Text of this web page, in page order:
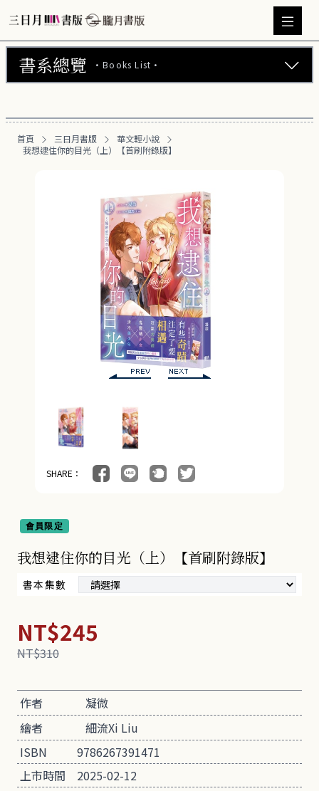
書系總覽 ·Books List·
華文輕小說 (469)
日文輕小說 (22)
BL小說 (104)
GL百合小說 (11)
GL百合漫畫 (30)
韓國漫畫 (3)
18+BG小說 (9)
奇幻冒險小說 (4)
漫畫 (56)
首頁 三日月書版
華文輕小說
我想逮住你的目光（上）【首刷附錄版】
SHARE：
會員限定
我想逮住你的目光（上）【首刷附錄版】
書本集數
NT$245
NT$310
作者
凝微
繪者
細流Xi Liu
ISBN
9786267391471
上市時間
2025-02-12